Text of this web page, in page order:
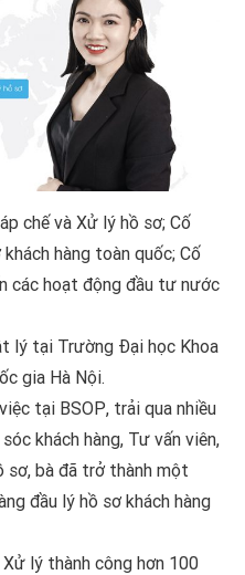
chế và Xử lý hồ sơ; Cố
hàng toàn quốc; Cố
các hoạt động đầu tư nước
lý tại Trường Đại học Khoa
gia Hà Nội.
tại BSOP, trải qua nhiều
khách hàng, Tư vấn viên,
sơ, bà đã trở thành một
đầu lý hồ sơ khách hàng
Xử lý thành công hơn 100